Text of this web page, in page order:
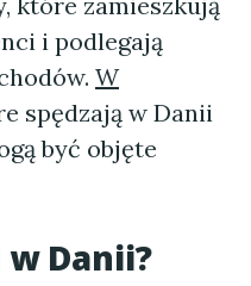
i podlegają
W
spędzają w Danii
być objęte
Danii?